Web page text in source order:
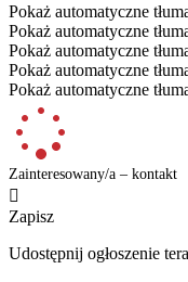
Pokaż automatyczne
Pokaż automatyczne
Pokaż automatyczne
Pokaż automatyczne
Pokaż automatyczne
Zainteresowany/a – kontakt

Zapisz
Udostępnij ogłoszenie